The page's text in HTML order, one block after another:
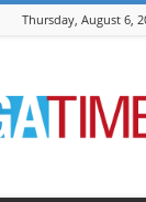
Thursday, August 6,